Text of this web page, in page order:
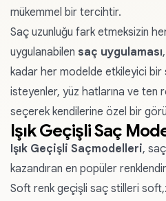
mükemmel bir tercihtir.
Saç uzunluğu fark etmeksizin
uygulanabilen saç uygulaması
kadar her modelde etkileyici bir
isteyenler, yüz hatlarına ve ten
seçerek kendilerine özel bir
Işık Geçişli Saç
Işık Geçişli Saçmodelleri,
kazandıran en popüler
Soft renk geçişli saç stilleri